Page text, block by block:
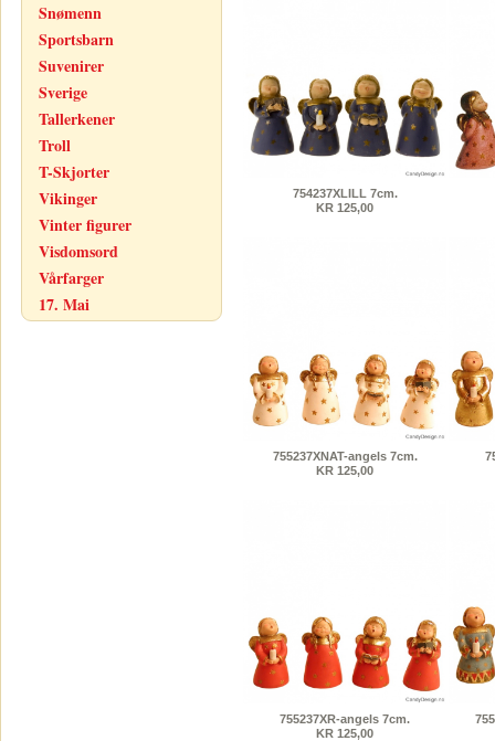
Snømenn
Sportsbarn
Suvenirer
Sverige
Tallerkener
Troll
T-Skjorter
Vikinger
Vinter figurer
Visdomsord
Vårfarger
17. Mai
754237XLILL 7cm.
KR 125,00
755237XNAT-angels 7cm.
KR 125,00
755237XR-angels 7cm.
KR 125,00